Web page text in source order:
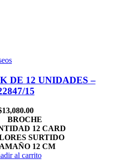
DE 12 UNIDADES –
15
13,080.00
BROCHE
12 CARD
SURTIDO
12 CM
al carrito